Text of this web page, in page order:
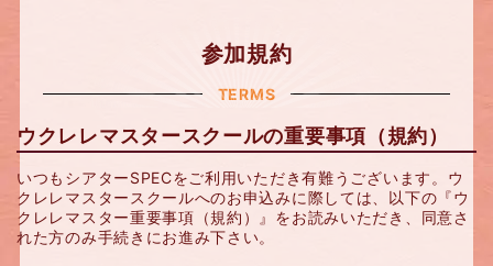
参加規約
TERMS
ウクレレマスタースクールの重要事項（規約）
いつもシアターSPECをご利用いただき有難うございます。ウ
クレレマスタースクールへのお申込みに際しては、以下の『ウ
クレレマスター重要事項（規約）』をお読みいただき、同意さ
れた方のみ手続きにお進み下さい。